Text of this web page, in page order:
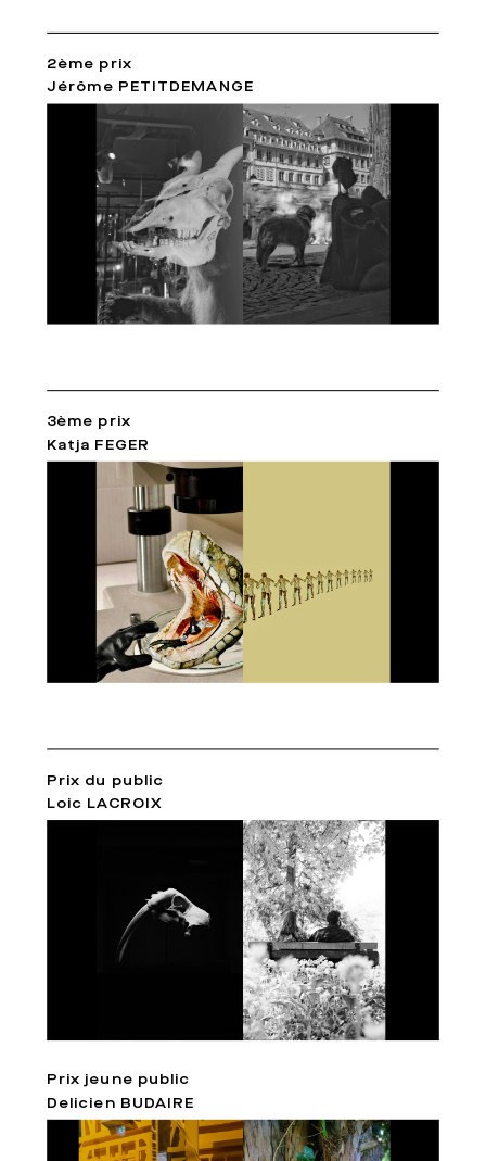
2ème prix
Jérôme PETITDEMANGE
3ème prix
Katja FEGER
Prix du public
Loic LACROIX
Prix jeune public
Delicien BUDAIRE